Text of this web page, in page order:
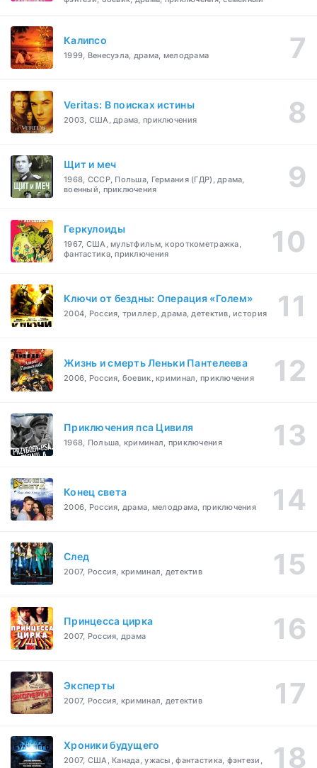
Калипсо
1999, Венесуэла, драма, мелодрама
Veritas: В поисках истины
2003, США, драма, приключения
Щит и меч
1968, СССР, Польша, Германия (ГДР), драма,
военный, приключения
Геркулоиды
1967, США, мультфильм, короткометражка,
фантастика, приключения
Ключи от бездны: Операция «Голем»
2004, Россия, триллер, драма, детектив, история
Жизнь и смерть Леньки Пантелеева
2006, Россия, боевик, криминал, приключения
Приключения пса Цивиля
1968, Польша, криминал, приключения
Конец света
2006, Россия, драма, мелодрама, приключения
След
2007, Россия, криминал, детектив
Принцесса цирка
2007, Россия, драма
Эксперты
2007, Россия, криминал, детектив
Хроники будущего
2007, США, Канада, ужасы, фантастика, фэнтези,